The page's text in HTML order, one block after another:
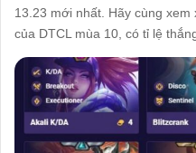
13.23 mới nhất. Hãy cùng
của DTCL mùa 10, có tỉ lệ